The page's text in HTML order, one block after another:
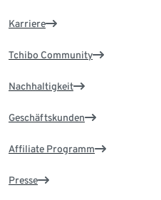
Karriere
Tchibo Community
Nachhaltigkeit
Geschäftskunden
Affiliate Programm
Presse